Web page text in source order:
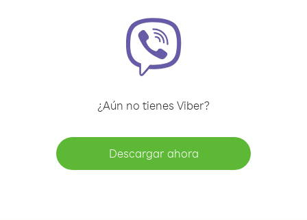
¿Aún no tienes Viber?
Descargar ahora